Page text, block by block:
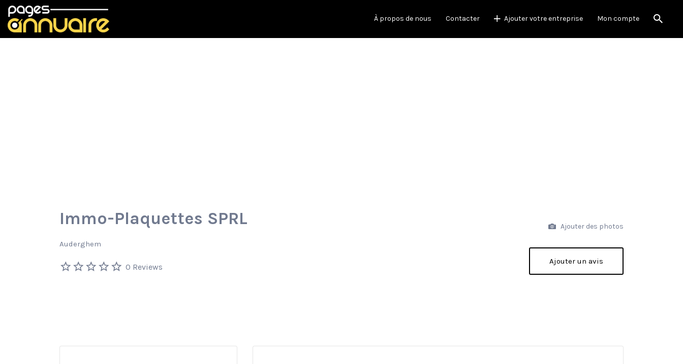
À propos de nous Contacter Ajouter votre entreprise Mon compte
Rechercher:
Immo-Plaquettes SPRL
Auderghem
0 Reviews
Ajouter des photos
Ajouter un avis